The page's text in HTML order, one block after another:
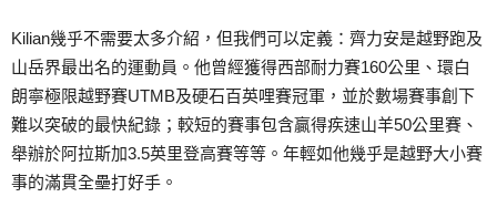
Kilian幾乎不需要太多介紹，但我們可以定義：齊力安是越野跑及
山岳界最出名的運動員。他曾經獲得西部耐力賽160公里、環白
朗寧極限越野賽UTMB及硬石百英哩賽冠軍，並於數場賽事創下
難以突破的最快紀錄；較短的賽事包含贏得疾速山羊50公里賽、
舉辦於阿拉斯加3.5英里登高賽等等。年輕如他幾乎是越野大小賽
事的滿貫全壘打好手。